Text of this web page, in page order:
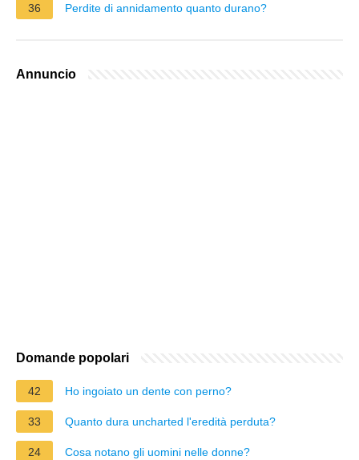
36 Perdite di annidamento quanto durano?
Annuncio
Domande popolari
42 Ho ingoiato un dente con perno?
33 Quanto dura uncharted l'eredità perduta?
24 Cosa notano gli uomini nelle donne?